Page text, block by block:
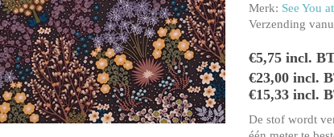
Merk: See You
Verzending
€5,75 incl.
€23,00 incl.
€15,33 incl.
De stof wordt